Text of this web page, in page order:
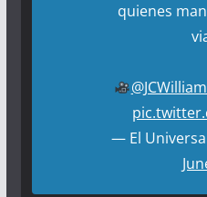
quienes
— El